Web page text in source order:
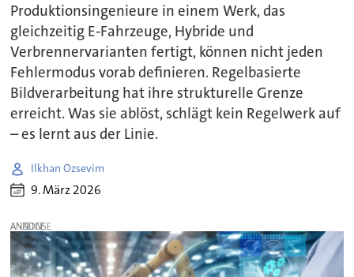
Produktionsingenieure in einem Werk, das
gleichzeitig E‑Fahrzeuge, Hybride und
Verbrennervarianten fertigt, können nicht jeden
Fehlermodus vorab definieren. Regelbasierte
Bildverarbeitung hat ihre strukturelle Grenze
erreicht. Was sie ablöst, schlägt kein Regelwerk auf
– es lernt aus der Linie.
Ilkhan Ozsevim
9. März 2026
ANZEIGE